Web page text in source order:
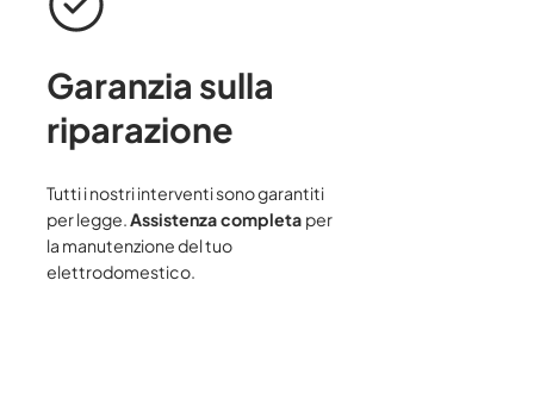
Garanzia sulla
riparazione
Tutti i nostri interventi sono garantiti
per legge.Assistenza completa per
la manutenzione del tuo
elettrodomestico.